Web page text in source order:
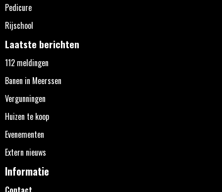
Pedicure
Rijschool
Laatste berichten
112 meldingen
Banen in Meerssen
Vergunningen
Huizen te koop
Evenementen
Extern nieuws
Informatie